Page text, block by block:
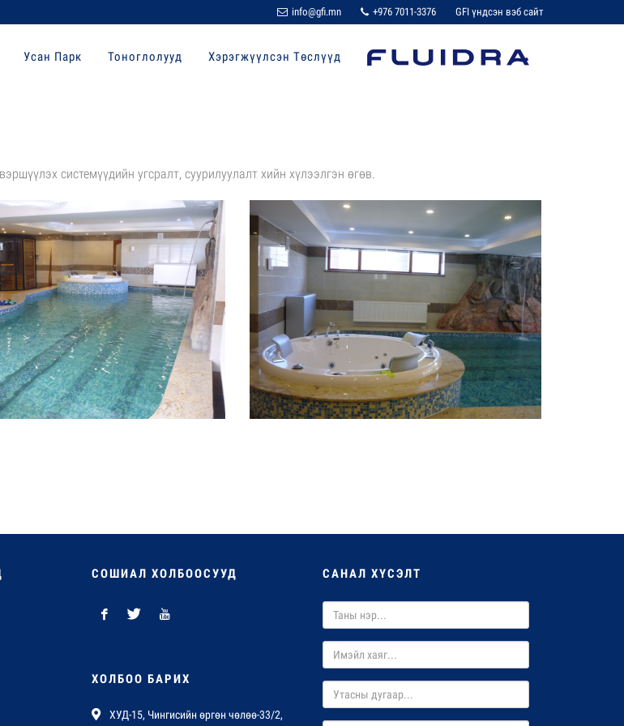
info@gfi.mn +976 7011-3376 GFI үндсэн вэб сайт
Усан Парк Тоноглолууд Хэрэгжүүлсэн Төслүүд
системүүдийн угсралт, суурилуулалт хийн хүлээлгэн өгөв.
СОШИАЛ ХОЛБООСУУД
ХОЛБОО БАРИХ
ХУД-15, Чингисийн өргөн чөлөө-33/2,
САНАЛ ХҮСЭЛТ